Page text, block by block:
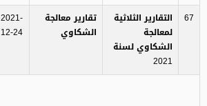
67
التقارير الثلاثية
لمعالجة
الشكاوي لسنة
2021
تقارير معالجة
الشكاوي
2021-
12-24